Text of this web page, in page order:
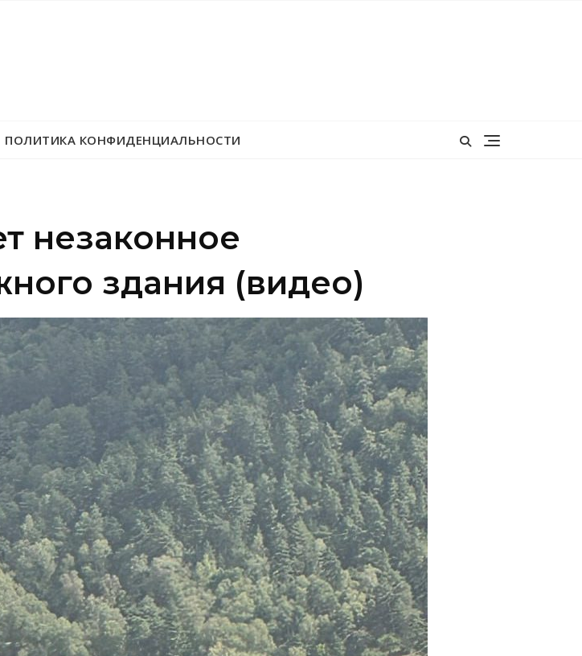
ПОЛИТИКА КОНФИДЕНЦИАЛЬНОСТИ
незаконное
здания (видео)